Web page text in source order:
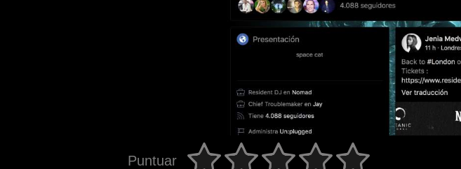
Puntuar